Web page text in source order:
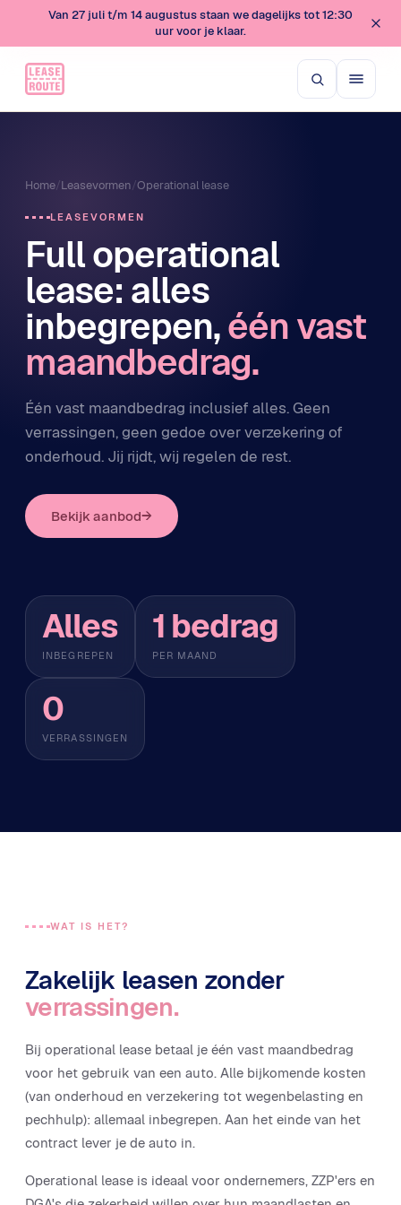
Van 27 juli t/m 14 augustus staan we dagelijks tot 12:30
uur voor je klaar.
Home/Leasevormen/Operational lease
LEASEVORMEN
Full operational
lease: alles
inbegrepen,één vast
maandbedrag.
Één vast maandbedrag inclusief alles. Geen
verrassingen, geen gedoe over verzekering of
onderhoud. Jij rijdt, wij regelen de rest.
Bekijk aanbod→
Alles
INBEGREPEN
1 bedrag
PER MAAND
0
VERRASSINGEN
WAT IS HET?
Zakelijk leasen zonder
verrassingen.
Bij operational lease betaal je één vast maandbedrag
voor het gebruik van een auto. Alle bijkomende kosten
(van onderhoud en verzekering tot wegenbelasting en
pechhulp): allemaal inbegrepen. Aan het einde van het
contract lever je de auto in.
Operational lease is ideaal voor ondernemers, ZZP'ers en